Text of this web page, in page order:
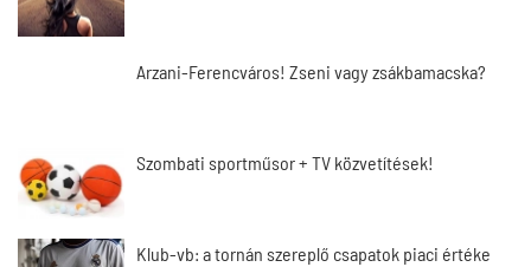
Arzani-Ferencváros! Zseni vagy zsákbamacska?
Szombati sportműsor + TV közvetítések!
Klub-vb: a tornán szereplő csapatok piaci értéke